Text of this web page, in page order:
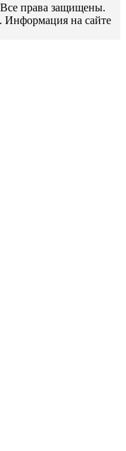
права защищены.
на сайте